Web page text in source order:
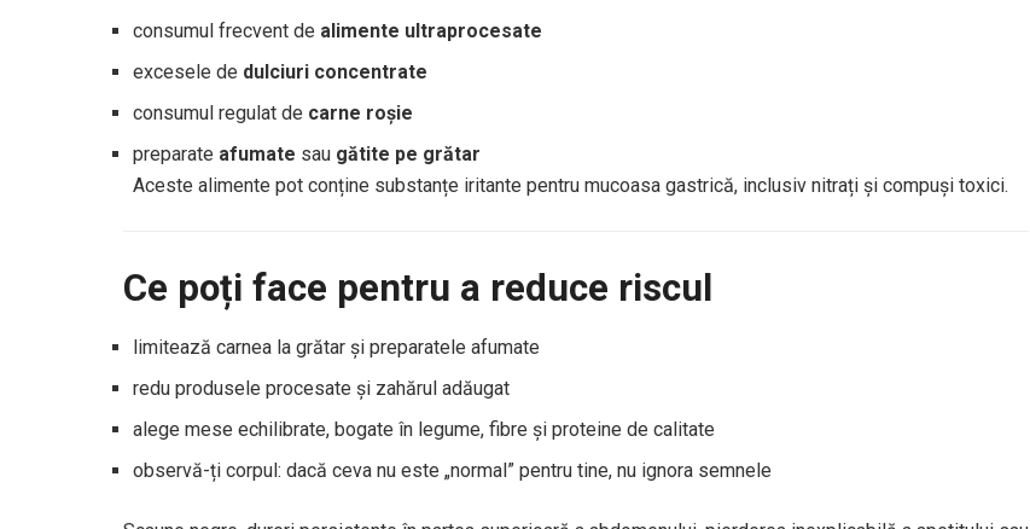
consumul frecvent de alimente ultraprocesate
excesele de dulciuri concentrate
consumul regulat de carne roșie
preparate afumate sau gătite pe grătar
Aceste alimente pot conține substanțe iritante pentru mucoasa gastrică, inclusiv nitrați și compuși toxici.
Ce poți face pentru a reduce riscul
limitează carnea la grătar și preparatele afumate
redu produsele procesate și zahărul adăugat
alege mese echilibrate, bogate în legume, fibre și proteine de calitate
observă-ți corpul: dacă ceva nu este „normal” pentru tine, nu ignora semnele